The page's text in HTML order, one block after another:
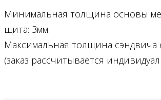
Минимальная толщина основы
щита: 3мм.
Максимальная толщина сэндвича
(заказ рассчитывается